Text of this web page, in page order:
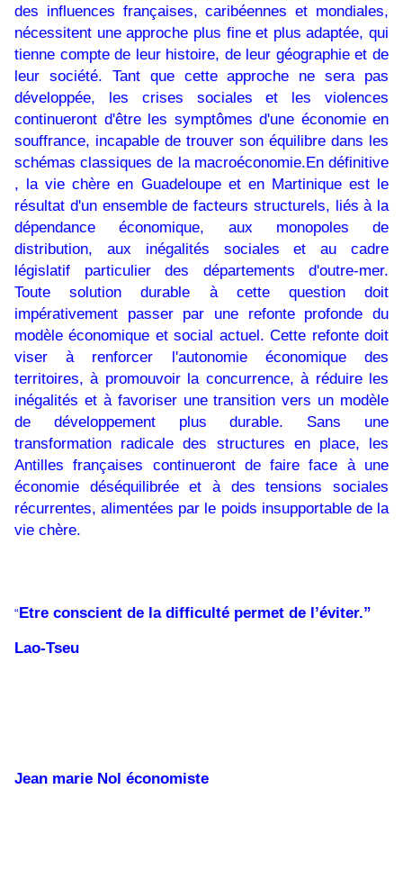
des influences françaises, caribéennes et mondiales,
nécessitent une approche plus fine et plus adaptée, qui
tienne compte de leur histoire, de leur géographie et de
leur société. Tant que cette approche ne sera pas
développée, les crises sociales et les violences
continueront d'être les symptômes d'une économie en
souffrance, incapable de trouver son équilibre dans les
schémas classiques de la macroéconomie.En définitive
, la vie chère en Guadeloupe et en Martinique est le
résultat d'un ensemble de facteurs structurels, liés à la
dépendance économique, aux monopoles de
distribution, aux inégalités sociales et au cadre
législatif particulier des départements d'outre-mer.
Toute solution durable à cette question doit
impérativement passer par une refonte profonde du
modèle économique et social actuel. Cette refonte doit
viser à renforcer l'autonomie économique des
territoires, à promouvoir la concurrence, à réduire les
inégalités et à favoriser une transition vers un modèle
de développement plus durable. Sans une
transformation radicale des structures en place, les
Antilles françaises continueront de faire face à une
économie déséquilibrée et à des tensions sociales
récurrentes, alimentées par le poids insupportable de la
vie chère.
“Etre conscient de la difficulté permet de l’éviter.”
Lao-Tseu
Jean marie Nol économiste